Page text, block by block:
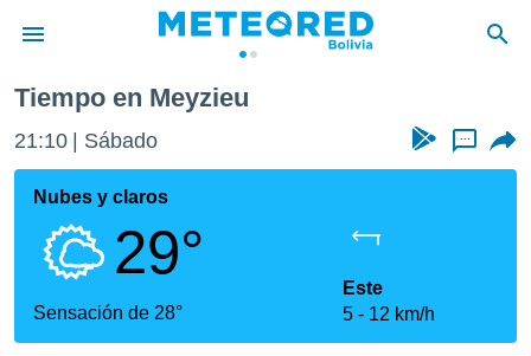
de
ha
calidad.
a este
las
Tiempo en Meyzieu
21:10 Sábado ...
Nubes y claros
29°
Sensación de 28°
Este
5
12 km/h